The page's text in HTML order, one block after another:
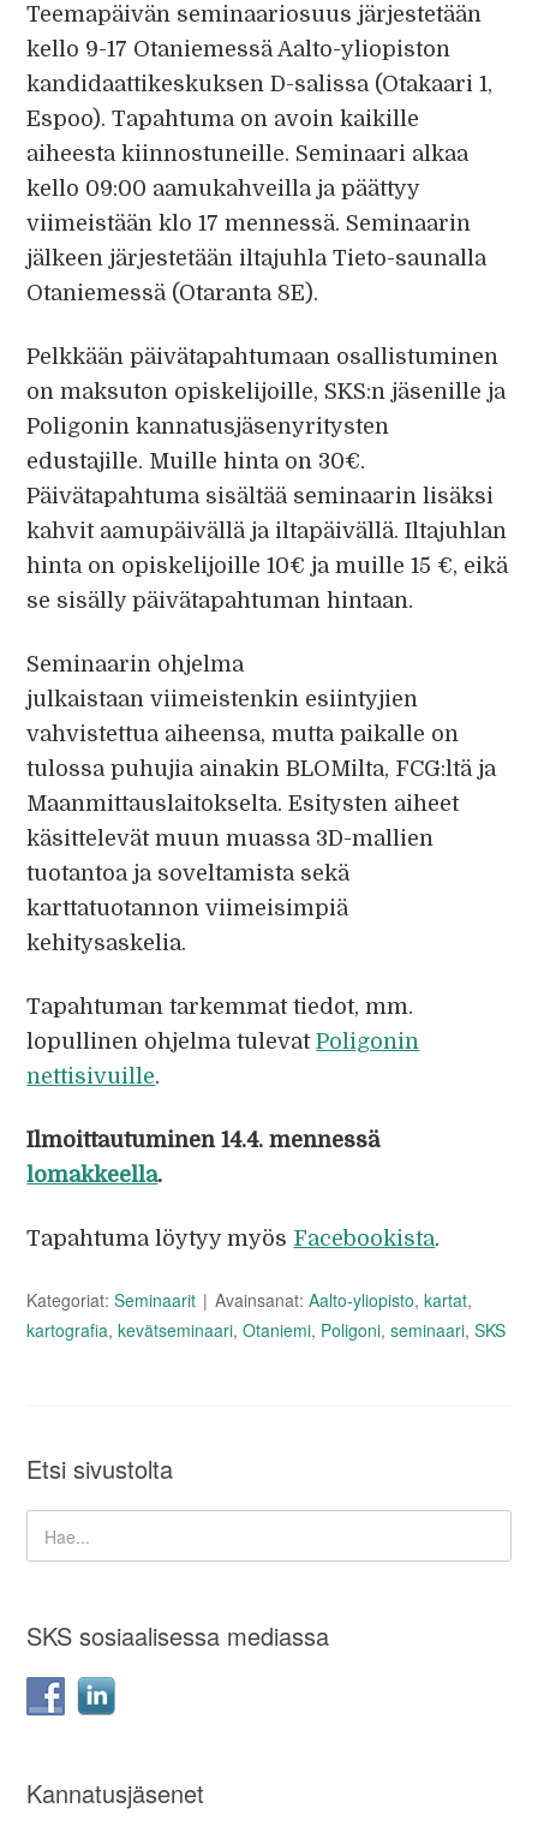
Teemapäivän seminaariosuus järjestetään
kello 9-17 Otaniemessä Aalto-yliopiston
kandidaattikeskuksen D-salissa (Otakaari 1,
Espoo). Tapahtuma on avoin kaikille
aiheesta kiinnostuneille. Seminaari alkaa
kello 09:00 aamukahveilla ja päättyy
viimeistään klo 17 mennessä. Seminaarin
jälkeen järjestetään iltajuhla Tieto-saunalla
Otaniemessä (Otaranta 8E).
Pelkkään päivätapahtumaan osallistuminen
on maksuton opiskelijoille, SKS:n jäsenille ja
Poligonin kannatusjäsenyritysten
edustajille. Muille hinta on 30€.
Päivätapahtuma sisältää seminaarin lisäksi
kahvit aamupäivällä ja iltapäivällä. Iltajuhlan
hinta on opiskelijoille 10€ ja muille 15 €, eikä
se sisälly päivätapahtuman hintaan.
Seminaarin ohjelma
julkaistaan viimeistenkin esiintyjien
vahvistettua aiheensa, mutta paikalle on
tulossa puhujia ainakin BLOMilta, FCG:ltä ja
Maanmittauslaitokselta. Esitysten aiheet
käsittelevät muun muassa 3D-mallien
tuotantoa ja soveltamista sekä
karttatuotannon viimeisimpiä
kehitysaskelia.
Tapahtuman tarkemmat tiedot, mm.
lopullinen ohjelma tulevat Poligonin
nettisivuille.
Ilmoittautuminen 14.4. mennessä
lomakkeella.
Tapahtuma löytyy myös Facebookista.
Kategoriat:Seminaarit Avainsanat:Aalto-yliopisto,kartat,
kartografia,kevätseminaari,Otaniemi, Poligoni,seminaari,SKS
Etsi sivustolta
SKS sosiaalisessa mediassa
Kannatusjäsenet